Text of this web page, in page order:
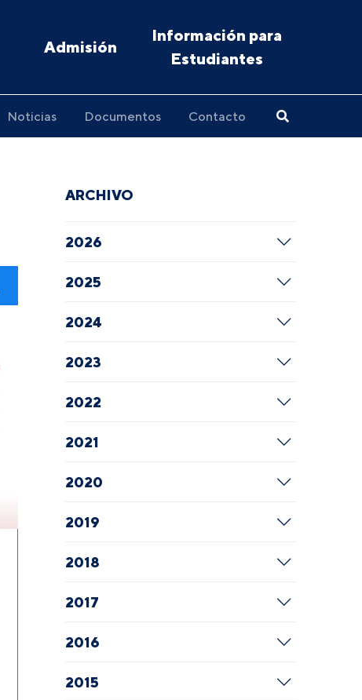
Admisión
Información para
Estudiantes
Noticias Documentos Contacto
ARCHIVO
2026
2025
2024
2023
2022
2021
2020
2019
2018
2017
2016
2015